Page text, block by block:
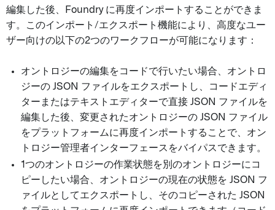
編集した後、Foundry に再度インポートすることができま
す。このインポート/エクスポート機能により、高度なユー
ザー向けの以下の2つのワークフローが可能になります：
オントロジーの編集をコードで行いたい場合、オントロ
ジーの JSON ファイルをエクスポートし、コードエディ
ターまたはテキストエディターで直接 JSON ファイルを
編集した後、変更されたオントロジーの JSON ファイル
をプラットフォームに再度インポートすることで、オン
トロジー管理者インターフェースをバイパスできます。
1つのオントロジーの作業状態を別のオントロジーにコ
ピーしたい場合、オントロジーの現在の状態を JSON フ
ァイルとしてエクスポートし、そのコピーされた JSON